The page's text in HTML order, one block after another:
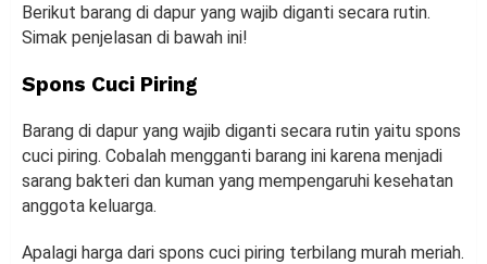
Berikut barang di dapur yang wajib diganti secara rutin.
Simak penjelasan di bawah ini!
Spons Cuci Piring
Barang di dapur yang wajib diganti secara rutin yaitu spons
cuci piring. Cobalah mengganti barang ini karena menjadi
sarang bakteri dan kuman yang mempengaruhi kesehatan
anggota keluarga.
Apalagi harga dari spons cuci piring terbilang murah meriah.